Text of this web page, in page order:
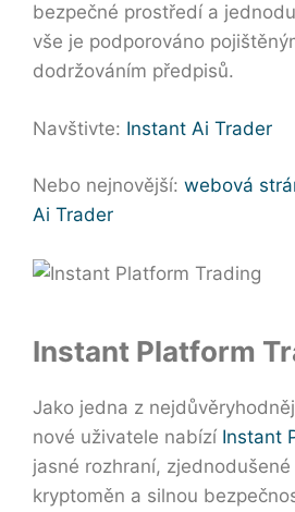
bezpečné prostředí a
vše je podporováno
dodržováním předpisů.
Navštivte: Instant Ai Trader
Nebo nejnovější: webová
Ai Trader
Instant Platform
Jako jedna z
nové uživatele nabízí Instant
jasné rozhraní,
kryptoměn a silnou